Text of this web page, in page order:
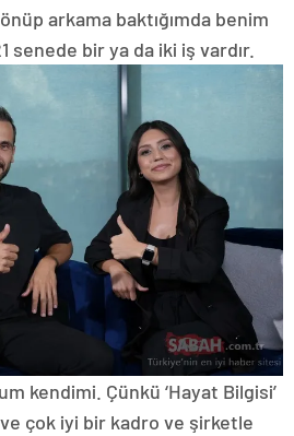
arkama baktığımda benim
senede bir ya da iki iş vardır.
kendimi. Çünkü ‘Hayat Bilgisi’
çok iyi bir kadro ve şirketle